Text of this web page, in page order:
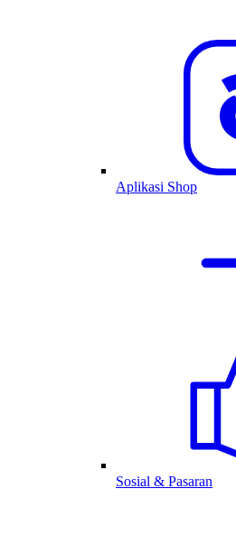
Aplikasi Shop
Sosial & Pasaran